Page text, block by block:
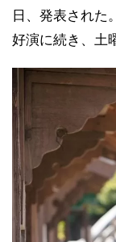
日、発表された
好演に続き、土